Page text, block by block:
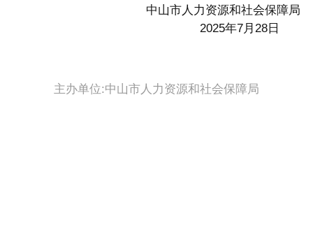
中山市人力资源和社会保障局
2025年7月28日
主办单位:中山市人力资源和社会保障局